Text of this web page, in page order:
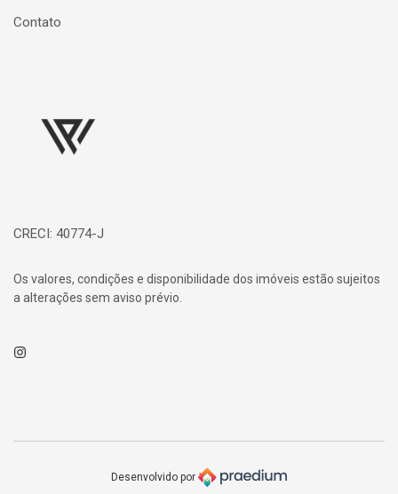
Contato
CRECI: 40774-J
Os valores, condições e disponibilidade dos imóveis estão sujeitos
a alterações sem aviso prévio.
Instagram
Desenvolvido por